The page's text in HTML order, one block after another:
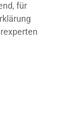
für